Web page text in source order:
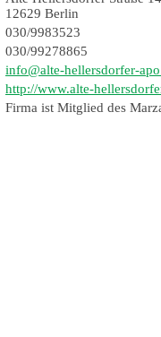
12629 Berlin
030/9983523
030/99278865
info@alte-hellersdorfer-
http://www.alte-
Firma ist Mitglied des